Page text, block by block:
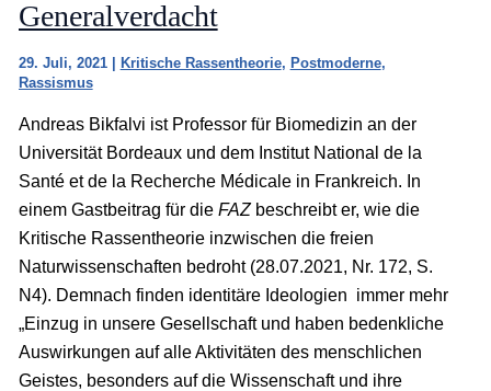
Generalverdacht
29. Juli, 2021 Kritische Rassentheorie, Postmoderne,
Rassismus
Andreas Bikfalvi ist Professor für Biomedizin an der
Universität Bordeaux und dem Institut National de la
Santé et de la Recherche Médicale in Frankreich. In
einem Gastbeitrag für die FAZbeschreibt er, wie die
Kritische Rassentheorie inzwischen die freien
Naturwissenschaften bedroht (28.07.2021, Nr. 172, S.
N4). Demnach finden identitäre Ideologien immer mehr
„Einzug in unsere Gesellschaft und haben bedenkliche
Auswirkungen auf alle Aktivitäten des menschlichen
Geistes, besonders auf die Wissenschaft und ihre